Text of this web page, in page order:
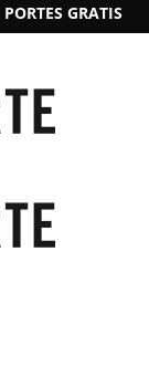
PORTES GRATIS